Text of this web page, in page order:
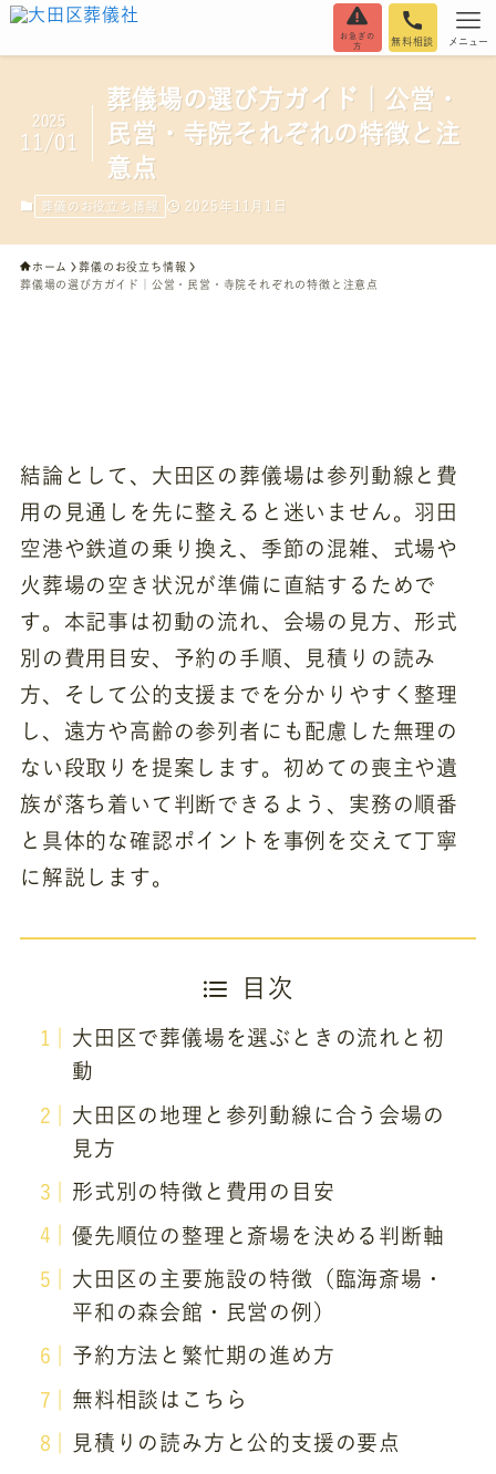
お急ぎの
方
無料相談 メニュー
葬儀場の選び方ガイド｜公営・
民営・寺院それぞれの特徴と注
意点
2025
11/01
葬儀のお役立ち情報 2025年11月1日
ホーム
葬儀のお役立ち情報
葬儀場の選び方ガイド｜公営・民営・寺院それぞれの特徴と注意点
結論として、大田区の葬儀場は参列動線と費
用の見通しを先に整えると迷いません。羽田
空港や鉄道の乗り換え、季節の混雑、式場や
火葬場の空き状況が準備に直結するためで
す。本記事は初動の流れ、会場の見方、形式
別の費用目安、予約の手順、見積りの読み
方、そして公的支援までを分かりやすく整理
し、遠方や高齢の参列者にも配慮した無理の
ない段取りを提案します。初めての喪主や遺
族が落ち着いて判断できるよう、実務の順番
と具体的な確認ポイントを事例を交えて丁寧
に解説します。
目次
大田区で葬儀場を選ぶときの流れと初
動
大田区の地理と参列動線に合う会場の
見方
形式別の特徴と費用の目安
優先順位の整理と斎場を決める判断軸
大田区の主要施設の特徴（臨海斎場・
平和の森会館・民営の例）
予約方法と繁忙期の進め方
無料相談はこちら
見積りの読み方と公的支援の要点